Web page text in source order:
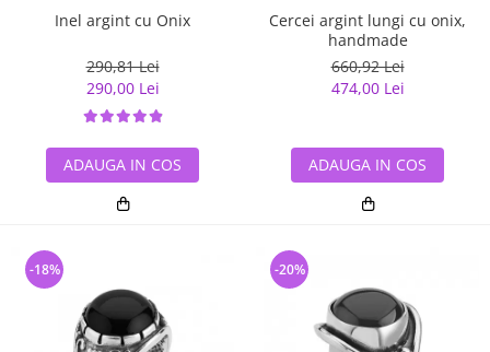
Inel argint cu Onix
290,81 Lei
290,00 Lei
ADAUGA IN COS
Cercei argint lungi cu onix,
handmade
660,92 Lei
474,00 Lei
ADAUGA IN COS
-18% -20%